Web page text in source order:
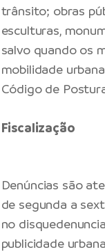
trânsito; obras
esculturas,
salvo quando os
mobilidade
Código de
Fiscalização
Denúncias são
de segunda a
no
publicidade